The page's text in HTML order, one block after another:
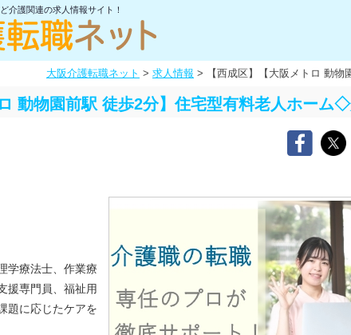
介護関連の求人情報サイト！
大阪介護転職ネット > 求人情報 > 【西成区】【大阪メトロ 動
動物園前駅 徒歩2分】住宅型有料老人ホーム
学療法士、作業療
援専門員、福祉用
題に応じたケアを